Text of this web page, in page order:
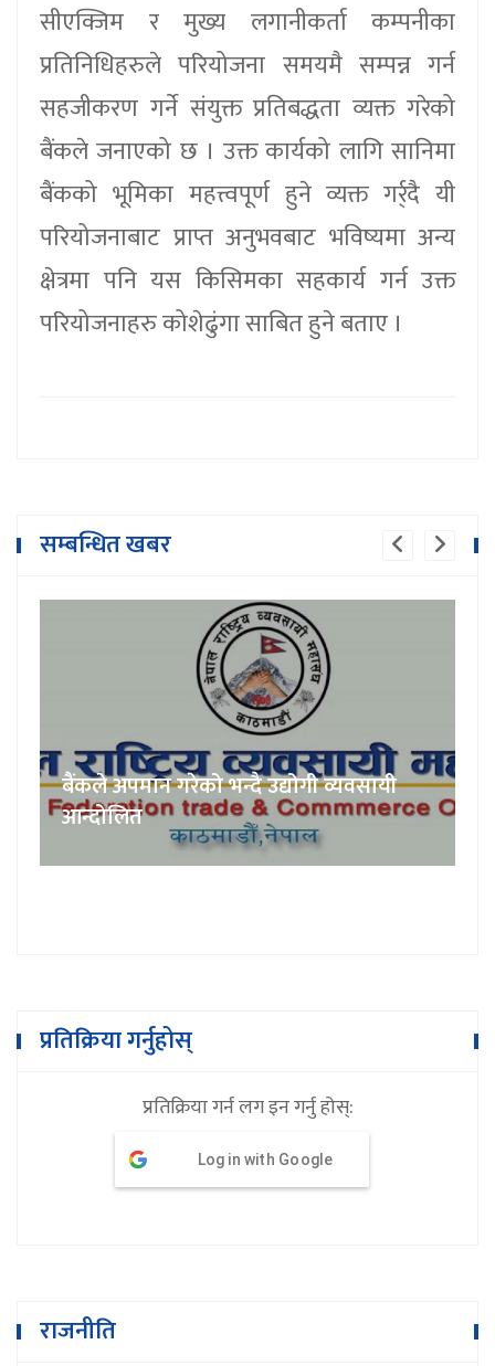
सीएक्जिम र मुख्य लगानीकर्ता कम्पनीका
प्रतिनिधिहरुले परियोजना समयमै सम्पन्न गर्न
सहजीकरण गर्ने संयुक्त प्रतिबद्धता व्यक्त गरेको
बैंकले जनाएको छ । उक्त कार्यको लागि सानिमा
बैंकको भूमिका महत्त्वपूर्ण हुने व्यक्त गर्र्दै यी
परियोजनाबाट प्राप्त अनुभवबाट भविष्यमा अन्य
क्षेत्रमा पनि यस किसिमका सहकार्य गर्न उक्त
परियोजनाहरु कोशेढुंगा साबित हुने बताए ।
सम्बन्धित खबर
बैंकले अपमान गरेको भन्दै उद्योगी व्यवसायी
आन्दोलित
प्रतिक्रिया गर्नुहोस्
प्रतिक्रिया गर्न लग इन गर्नु होस्:
Log in with Google
राजनीति